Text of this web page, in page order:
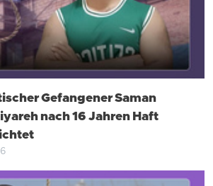
Gefangener Saman
nach 16 Jahren Haft